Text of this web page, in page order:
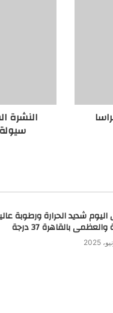
النشرة
شديد الحرارة ورطوبة
بالقاهرة 37 درجة